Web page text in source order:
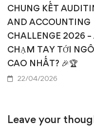
CHUNG KẾT
AND ACCOUNTING
CHALLENGE 2026 –
CHẠM TAY TỚI
CAO NHẤT? 🎉🏆
22/04/2026
Leave your